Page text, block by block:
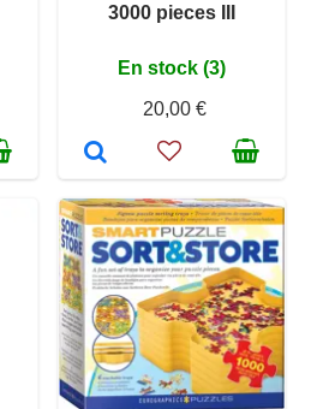
3000 pieces III
En stock (3)
20,00 €